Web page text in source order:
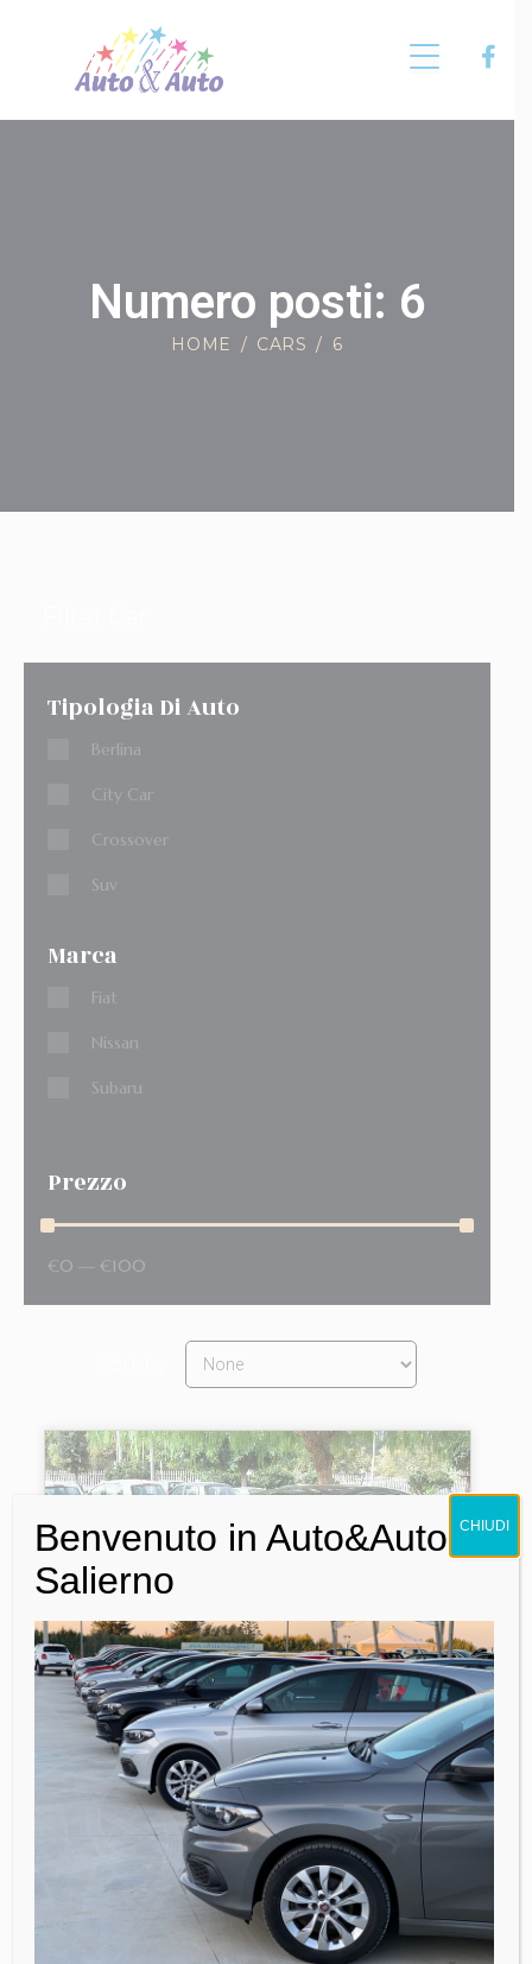
Numero posti: 6
HOME CARS 6
Tipologia Di Auto
Berlina
City Car
Crossover
Suv
Marca
Fiat
Nissan
Subaru
Prezzo
€0 — €100
Fiat Bravo 1.6 MJT
2500€
Chilometri: 281.000 km
Immatricolazione:2018
Benvenuto in Auto&Auto
Salierno
CHIUDI